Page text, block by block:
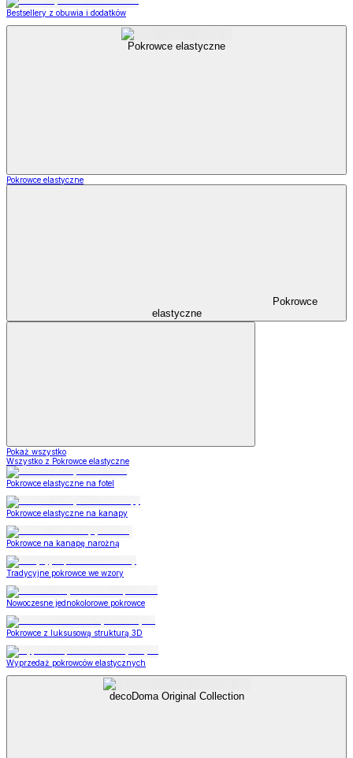
Bestsellery z obuwia i dodatków
Pokrowce elastyczne
Pokrowce elastyczne
Pokrowce
elastyczne
Pokaż wszystko
Wszystko z Pokrowce elastyczne
Pokrowce elastyczne na fotel
Pokrowce elastyczne na kanapy
Pokrowce na kanapę narożną
Tradycyjne pokrowce we wzory
Nowoczesne jednokolorowe pokrowce
Pokrowce z luksusową strukturą 3D
Wyprzedaż pokrowców elastycznych
decoDoma Original Collection